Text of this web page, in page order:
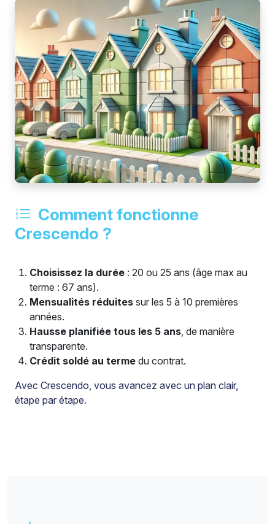
Comment fonctionne
Crescendo ?
Choisissez la durée : 20 ou 25 ans (âge max au
terme : 67 ans).
Mensualités réduites sur les 5 à 10 premières
années.
Hausse planifiée tous les 5 ans , de manière
transparente.
Crédit soldé au terme du contrat.
Avec Crescendo, vous avancez avec un plan clair,
étape par étape.